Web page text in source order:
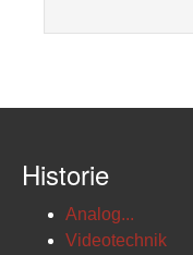
Historie
Analog...
Videotechnik